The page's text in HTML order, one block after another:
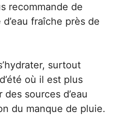
recommande de
fraîche près de
surtout
où il est plus
sources d’eau
du manque de pluie.